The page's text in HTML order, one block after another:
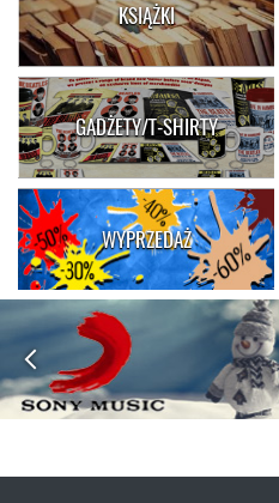
KSIĄŻKI
GADŻETY/T-SHIRTY
WYPRZEDAŻ